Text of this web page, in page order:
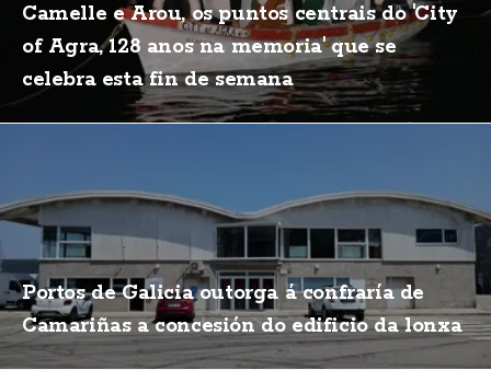
Camelle e Arou, os puntos centrais do 'City
of Agra, 128 anos na memoria' que se
celebra esta fin de semana
Portos de Galicia outorga á confraría de
Camariñas a concesión do edificio da lonxa